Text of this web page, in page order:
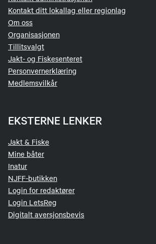
Kontakt ditt lokallag eller regionlag
Om oss
Organisasjonen
Tillitsvalgt
Jakt- og Fiskesenteret
Personvernerklæring
Medlemsvilkår
EKSTERNE LENKER
Jakt & Fiske
Mine båter
Inatur
NJFF-butikken
Login for redaktører
Login LetsReg
Digitalt aversjonsbevis